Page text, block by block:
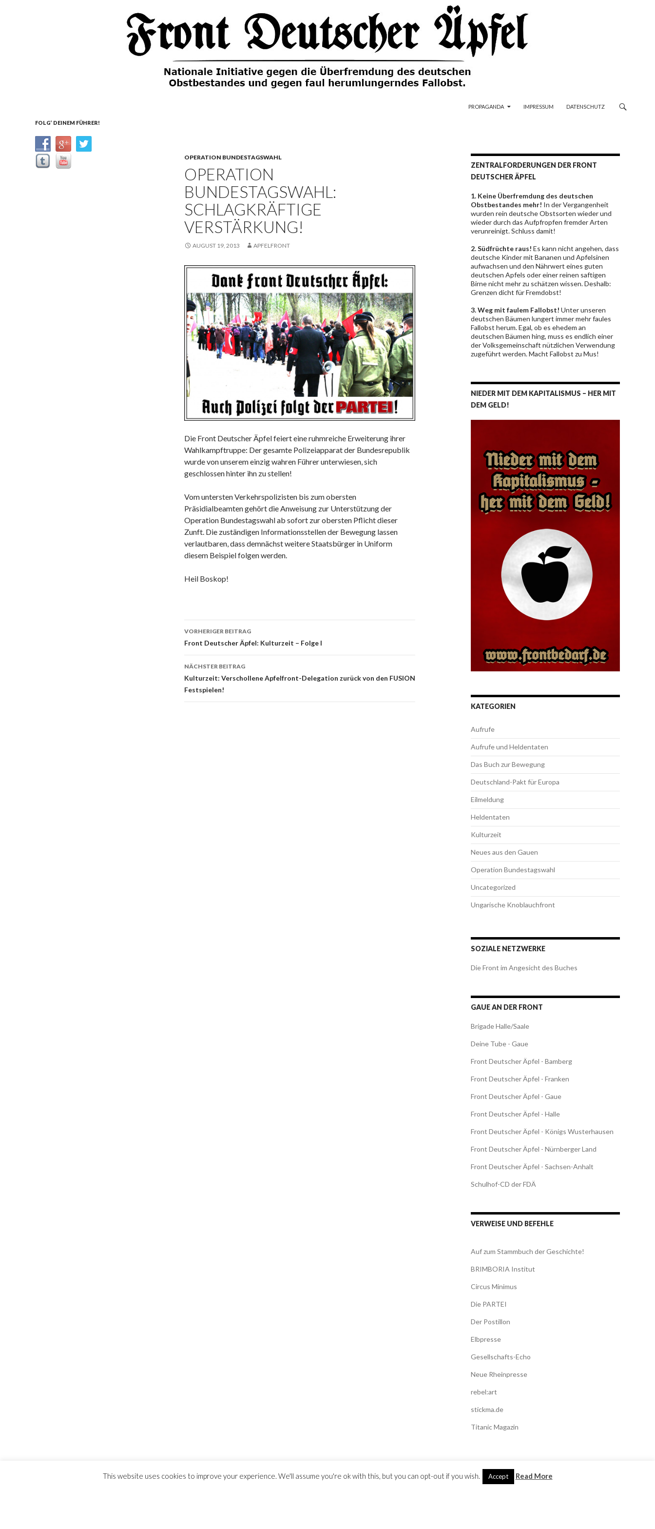
PROPAGANDA
IMPRESSUM DATENSCHUTZ
OPERATION BUNDESTAGSWAHL
OPERATION
BUNDESTAGSWAHL:
SCHLAGKRÄFTIGE
VERSTÄRKUNG!
AUGUST 19, 2013 APFELFRONT
Die Front Deutscher Äpfel feiert eine ruhmreiche Erweiterung ihrer
Wahlkampftruppe: Der gesamte Polizeiapparat der Bundesrepublik
wurde von unserem einzig wahren Führer unterwiesen, sich
geschlossen hinter ihn zu stellen!
Vom untersten Verkehrspolizisten bis zum obersten
Präsidialbeamten gehört die Anweisung zur Unterstützung der
Operation Bundestagswahl ab sofort zur obersten Pflicht dieser
Zunft. Die zuständigen Informationsstellen der Bewegung lassen
verlautbaren, dass demnächst weitere Staatsbürger in Uniform
diesem Beispiel folgen werden.
Heil Boskop!
Beitragsnavigation
VORHERIGER BEITRAG
Front Deutscher Äpfel: Kulturzeit – Folge I
NÄCHSTER BEITRAG
Kulturzeit: Verschollene Apfelfront-Delegation zurück von den FUSION
Festspielen!
ZENTRALFORDERUNGEN DER FRONT
DEUTSCHER ÄPFEL
1. Keine Überfremdung des deutschen
Obstbestandes mehr! In der Vergangenheit
wurden rein deutsche Obstsorten wieder und
wieder durch das Aufpfropfen fremder Arten
verunreinigt. Schluss damit!
2. Südfrüchte raus! Es kann nicht angehen, dass
deutsche Kinder mit Bananen und Apfelsinen
aufwachsen und den Nährwert eines guten
deutschen Apfels oder einer reinen saftigen
Birne nicht mehr zu schätzen wissen. Deshalb:
Grenzen dicht für Fremdobst!
3. Weg mit faulem Fallobst! Unter unseren
deutschen Bäumen lungert immer mehr faules
Fallobst herum. Egal, ob es ehedem an
deutschen Bäumen hing, muss es endlich einer
der Volksgemeinschaft nützlichen Verwendung
zugeführt werden. Macht Fallobst zu Mus!
NIEDER MIT DEM KAPITALISMUS – HER MIT
DEM GELD!
KATEGORIEN
Aufrufe
Aufrufe und Heldentaten
Das Buch zur Bewegung
Deutschland-Pakt für Europa
Eilmeldung
Heldentaten
Kulturzeit
Neues aus den Gauen
Operation Bundestagswahl
Uncategorized
Ungarische Knoblauchfront
SOZIALE NETZWERKE
Die Front im Angesicht des Buches
GAUE AN DER FRONT
Brigade Halle/Saale
Deine Tube - Gaue
Front Deutscher Äpfel - Bamberg
Front Deutscher Äpfel - Franken
Front Deutscher Äpfel - Gaue
Front Deutscher Äpfel - Halle
Front Deutscher Äpfel - Königs Wusterhausen
Front Deutscher Äpfel - Nürnberger Land
Front Deutscher Äpfel - Sachsen-Anhalt
Schulhof-CD der FDÄ
VERWEISE UND BEFEHLE
Auf zum Stammbuch der Geschichte!
BRIMBORIA Institut
Circus Minimus
Die PARTEI
Der Postillon
Elbpresse
Gesellschafts-Echo
Neue Rheinpresse
rebel:art
stickma.de
Titanic Magazin
Nachrichten aus dem
FOLG’ DEINEM FÜHRER!
This website uses cookies to improve your experience. We'll assume you're ok with this, but you can opt-out if you wish. Accept Read More